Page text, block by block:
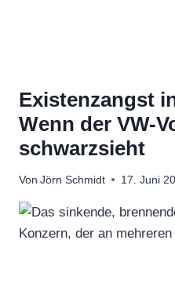
Existenzangst
Wenn der VW-
schwarzsieht
Von Jörn Schmidt 17. Juni